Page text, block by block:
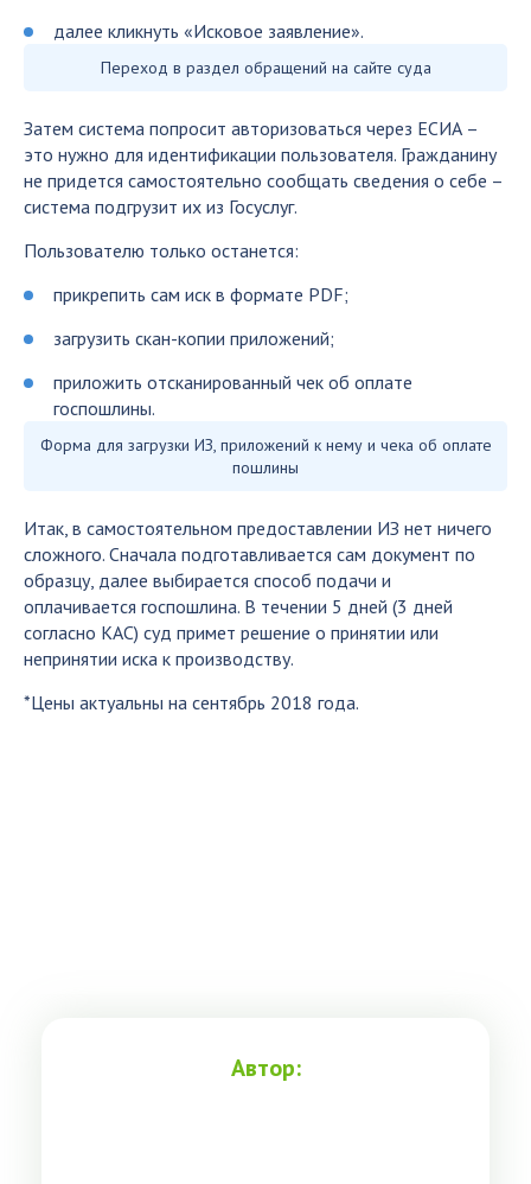
далее кликнуть «Исковое заявление».
Переход в раздел обращений на сайте суда
Затем система попросит авторизоваться через ЕСИА –
это нужно для идентификации пользователя. Гражданину
не придется самостоятельно сообщать сведения о себе –
система подгрузит их из Госуслуг.
Пользователю только останется:
прикрепить сам иск в формате PDF;
загрузить скан-копии приложений;
приложить отсканированный чек об оплате
госпошлины.
Форма для загрузки ИЗ, приложений к нему и чека об оплате
пошлины
Итак, в самостоятельном предоставлении ИЗ нет ничего
сложного. Сначала подготавливается сам документ по
образцу, далее выбирается способ подачи и
оплачивается госпошлина. В течении 5 дней (3 дней
согласно КАС) суд примет решение о принятии или
непринятии иска к производству.
*Цены актуальны на сентябрь 2018 года.
Автор: